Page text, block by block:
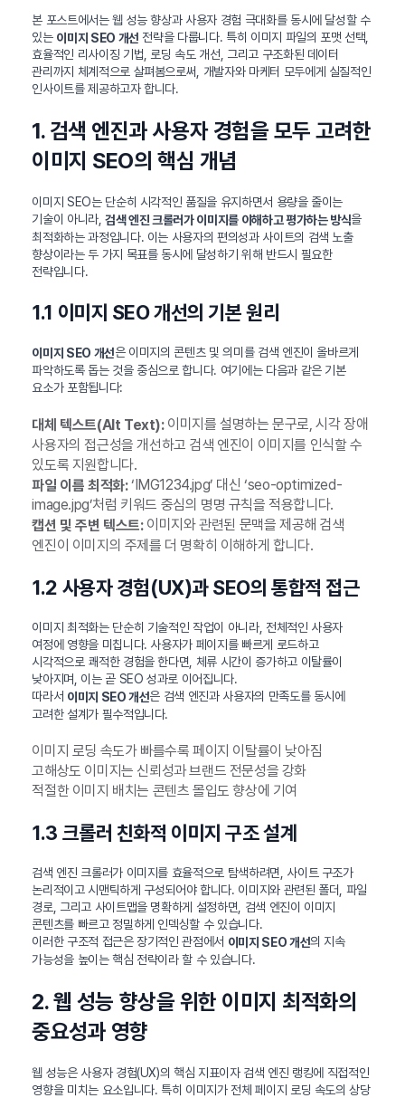
본 포스트에서는 웹 성능 향상과 사용자 경험 극대화를 동시에 달성할 수
있는 이미지 SEO 개선 전략을 다룹니다. 특히 이미지 파일의 포맷 선택,
효율적인 리사이징 기법, 로딩 속도 개선, 그리고 구조화된 데이터
관리까지 체계적으로 살펴봄으로써, 개발자와 마케터 모두에게 실질적인
인사이트를 제공하고자 합니다.
1. 검색 엔진과 사용자 경험을 모두 고려한
이미지 SEO의 핵심 개념
이미지 SEO는 단순히 시각적인 품질을 유지하면서 용량을 줄이는
기술이 아니라,검색 엔진 크롤러가 이미지를 이해하고 평가하는 방식을
최적화하는 과정입니다. 이는 사용자의 편의성과 사이트의 검색 노출
향상이라는 두 가지 목표를 동시에 달성하기 위해 반드시 필요한
전략입니다.
1.1 이미지 SEO 개선의 기본 원리
이미지 SEO 개선은 이미지의 콘텐츠 및 의미를 검색 엔진이 올바르게
파악하도록 돕는 것을 중심으로 합니다. 여기에는 다음과 같은 기본
요소가 포함됩니다:
대체 텍스트(Alt Text):이미지를 설명하는 문구로, 시각 장애
사용자의 접근성을 개선하고 검색 엔진이 이미지를 인식할 수
있도록 지원합니다.
파일 이름 최적화:‘IMG1234.jpg’ 대신 ‘seo-optimized-
image.jpg’처럼 키워드 중심의 명명 규칙을 적용합니다.
캡션 및 주변 텍스트:이미지와 관련된 문맥을 제공해 검색
엔진이 이미지의 주제를 더 명확히 이해하게 합니다.
1.2 사용자 경험(UX)과 SEO의 통합적 접근
이미지 최적화는 단순히 기술적인 작업이 아니라, 전체적인 사용자
여정에 영향을 미칩니다. 사용자가 페이지를 빠르게 로드하고
시각적으로 쾌적한 경험을 한다면, 체류 시간이 증가하고 이탈률이
낮아지며, 이는 곧 SEO 성과로 이어집니다.
따라서 이미지 SEO 개선은 검색 엔진과 사용자의 만족도를 동시에
고려한 설계가 필수적입니다.
이미지 로딩 속도가 빠를수록 페이지 이탈률이 낮아짐
고해상도 이미지는 신뢰성과 브랜드 전문성을 강화
적절한 이미지 배치는 콘텐츠 몰입도 향상에 기여
1.3 크롤러 친화적 이미지 구조 설계
검색 엔진 크롤러가 이미지를 효율적으로 탐색하려면, 사이트 구조가
논리적이고 시맨틱하게 구성되어야 합니다. 이미지와 관련된 폴더, 파일
경로, 그리고 사이트맵을 명확하게 설정하면, 검색 엔진이 이미지
콘텐츠를 빠르고 정밀하게 인덱싱할 수 있습니다.
이러한 구조적 접근은 장기적인 관점에서 이미지 SEO 개선의 지속
가능성을 높이는 핵심 전략이라 할 수 있습니다.
2. 웹 성능 향상을 위한 이미지 최적화의
중요성과 영향
웹 성능은 사용자 경험(UX)의 핵심 지표이자 검색 엔진 랭킹에 직접적인
영향을 미치는 요소입니다. 특히 이미지가 전체 페이지 로딩 속도의 상당